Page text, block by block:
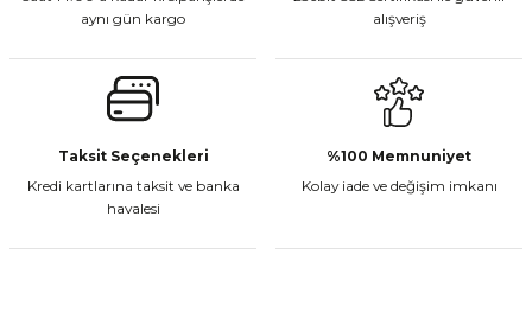
CF Moto 450MT Sol Kumanda Düğmeleri Komple
₺ 2.800,00
aynı gün kargo
alışveriş
Taksit Seçenekleri
Kredi kartlarına taksit ve banka
havalesi
%100 Memnuniyet
Kolay iade ve değişim imkanı